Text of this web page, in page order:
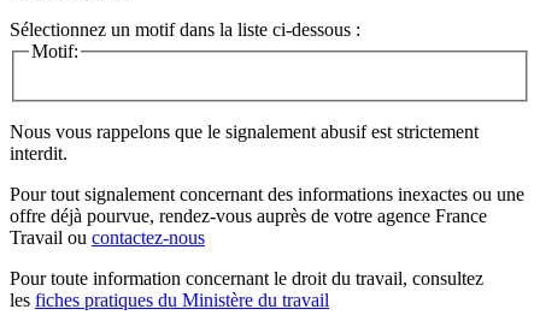
Sélectionnez un motif dans la liste ci-dessous :
Motif:
Nous vous rappelons que le signalement abusif est strictement
interdit.
Pour tout signalement concernant des informations inexactes ou une
offre déjà pourvue, rendez-vous auprès de votre agence France
Travail ou contactez-nous
Pour toute information concernant le droit du travail, consultez
les fiches pratiques du Ministère du travail